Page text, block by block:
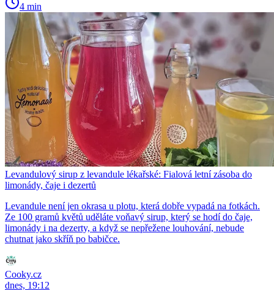
4 min
Levandulový sirup z levandule lékařské: Fialová letní zásoba do
limonády, čaje i dezertů
Levandule není jen okrasa u plotu, která dobře vypadá na fotkách.
Ze 100 gramů květů uděláte voňavý sirup, který se hodí do čaje,
limonády i na dezerty, a když se nepřežene louhování, nebude
chutnat jako skříň po babičce.
Cooky.cz
dnes, 19:12